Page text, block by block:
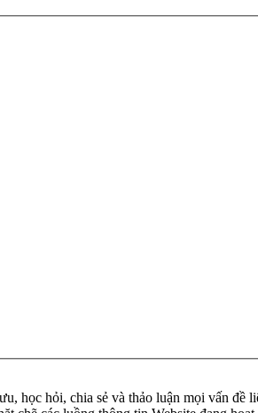
học hỏi, chia sẻ và thảo luận mọi vấn đề